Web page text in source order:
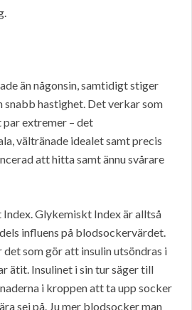
än någonsin, samtidigt stiger
hastighet. Det verkar som
extremer – det
vältränade idealet samt precis
att hitta samt ännu svårare
Glykemiskt Index är alltså
influens på blodsockervärdet.
som gör att insulin utsöndras i
ätit. Insulinet i sin tur säger till
i kroppen att ta upp socker
sej på. Ju mer blodsocker man